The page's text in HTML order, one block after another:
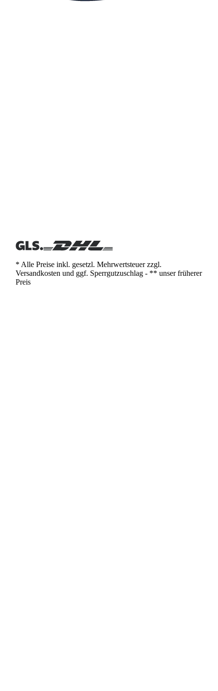
* Alle Preise inkl. gesetzl. Mehrwertsteuer zzgl.
Versandkosten und ggf. Sperrgutzuschlag - ** unser früherer
Preis